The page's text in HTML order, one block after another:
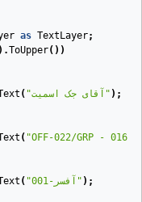
as TextLayer;
ToUpper())
( "آقای جک اسمیت" );
( "OFF-022/GRP - 016"
( "آفسر-001" );